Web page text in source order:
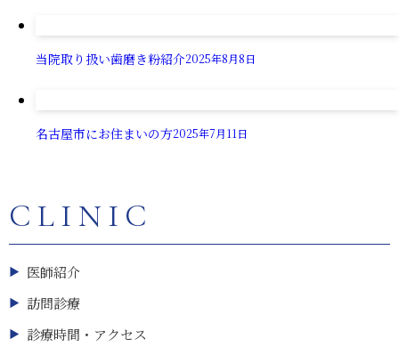
当院取り扱い歯磨き粉紹介2025年8月8日
名古屋市にお住まいの方2025年7月11日
CLINIC
医師紹介
訪問診療
診療時間・アクセス